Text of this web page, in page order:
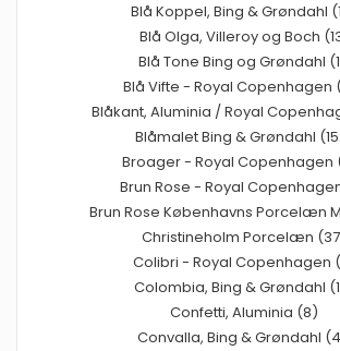
Blå Koppel, Bing & Grøndahl
Blå Olga, Villeroy og Boch
Blå Tone Bing og Grøndahl
Blå Vifte - Royal Copenhagen
Blåkant, Aluminia / Royal
Blåmalet Bing & Grøndahl
Broager - Royal Copenhagen
Brun Rose - Royal
Brun Rose Københavns Porcelæn
Christineholm Porcelæn
Colibri - Royal Copenhagen
Colombia, Bing & Grøndahl
Confetti, Aluminia (8)
Convalla, Bing & Grøndahl